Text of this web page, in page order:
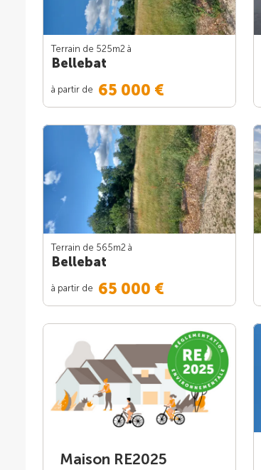
Terrain de 525m2 à
Bellebat
à partir de 65 000 €
Terrain de 565m2 à
Bellebat
à partir de 65 000 €
Maison RE2025